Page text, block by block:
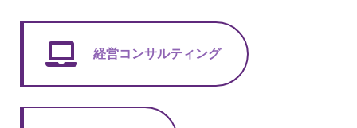
経営コンサルティング